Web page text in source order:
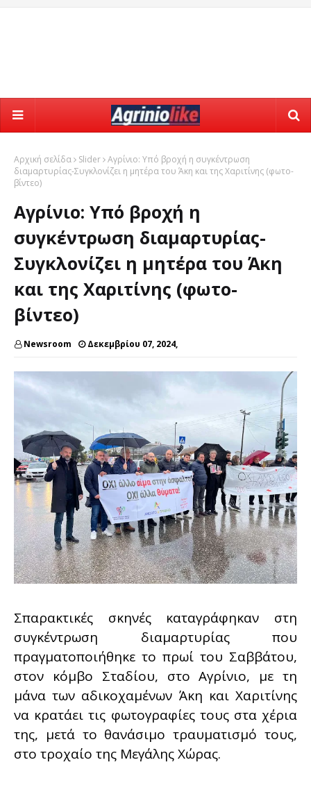
Αρχική σελίδα Slider Αγρίνιο: Υπό βροχή η συγκέντρωση
διαμαρτυρίας-Συγκλονίζει η μητέρα του Άκη και της Χαριτίνης (φωτο-
βίντεο)
Αγρίνιο: Υπό βροχή η
συγκέντρωση διαμαρτυρίας-
Συγκλονίζει η μητέρα του Άκη
και της Χαριτίνης (φωτο-
βίντεο)
Newsroom Δεκεμβρίου 07, 2024,
Σπαρακτικές σκηνές καταγράφηκαν στη
συγκέντρωση διαμαρτυρίας που
πραγματοποιήθηκε το πρωί του Σαββάτου,
στον κόμβο Σταδίου, στο Αγρίνιο, με τη
μάνα των αδικοχαμένων Άκη και Χαριτίνης
να κρατάει τις φωτογραφίες τους στα χέρια
της, μετά το θανάσιμο τραυματισμό τους,
στο τροχαίο της Μεγάλης Χώρας.